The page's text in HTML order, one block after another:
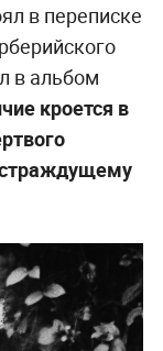
в переписке
в альбом
кроется в